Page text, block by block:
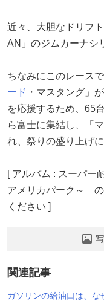
近々、大胆なドリフ
AN」のジムカーナシ
ちなみにこのレース
ード ・マスタング」
を応援するため、65
ら富士に集結し、「
れ、祭りの盛り上げ
[ アルバム : スーパ
アメリカパーク～ の
ください ]
関連記事
ガソリンの給油口は、